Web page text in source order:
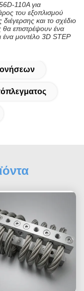
110A για
του εξοπλισμού
και το σχέδιο
επιστρέψουν ένα
μοντέλο 3D STEP